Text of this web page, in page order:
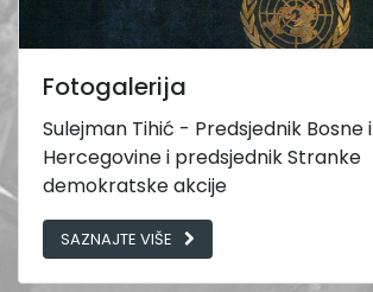
Fotogalerija
Sulejman Tihić - Predsjednik Bosne i
Hercegovine i predsjednik Stranke
demokratske akcije
SAZNAJTE VIŠE